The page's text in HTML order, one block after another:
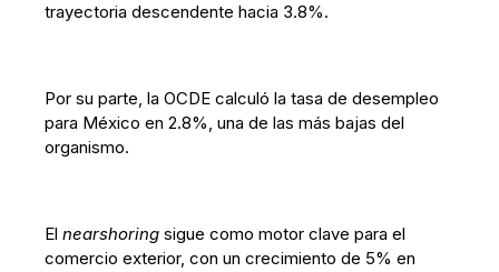
trayectoria descendente hacia 3.8%.
Por su parte, la OCDE calculó la tasa de desempleo
para México en 2.8%, una de las más bajas del
organismo.
Elnearshoring sigue como motor clave para el
comercio exterior, con un crecimiento de 5% en